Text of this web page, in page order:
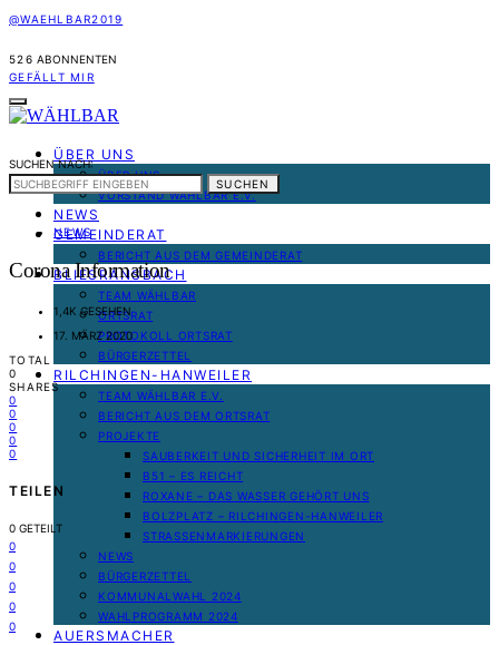
@WAEHLBAR2019
526 ABONNENTEN
GEFÄLLT MIR
ÜBER UNS
ÜBER UNS
VORSTAND WÄHLBAR E.V.
NEWS
GEMEINDERAT
BERICHT AUS DEM GEMEINDERAT
BLIESRANSBACH
TEAM WÄHLBAR
ORTSRAT
PROTOKOLL ORTSRAT
BÜRGERZETTEL
RILCHINGEN-HANWEILER
TEAM WÄHLBAR E.V.
BERICHT AUS DEM ORTSRAT
PROJEKTE
SAUBERKEIT UND SICHERHEIT IM ORT
B51 – ES REICHT
ROXANE – DAS WASSER GEHÖRT UNS
BOLZPLATZ – RILCHINGEN-HANWEILER
STRASSENMARKIERUNGEN
NEWS
BÜRGERZETTEL
KOMMUNALWAHL 2024
WAHLPROGRAMM 2024
AUERSMACHER
SUCHEN NACH:
SUCHEN
NEWS
Corona Information
1,4K GESEHEN
17. MÄRZ 2020
TOTAL
0
SHARES
0
0
0
0
0
TEILEN
0 GETEILT
0
0
0
0
0